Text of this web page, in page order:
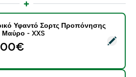
- Ανδρικό Υφαντό Σορτς
Υφαντό Σορτς Προπόνησης
Μαύρο - XXS